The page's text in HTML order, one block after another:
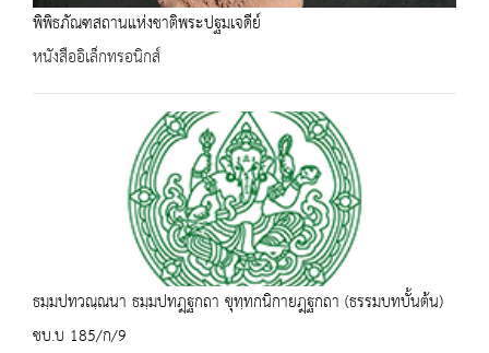
พิพิธภัณฑสถานแห่งชาติพระปฐมเจดีย์
หนังสืออิเล็กทรอนิกส์
ธมฺมปทวณฺณนา ธมฺมปทฎฺฐกถา ขุทฺทกนิกายฎฺฐกถา (ธรรมบทบั้นต้น)
ชบ.บ 185/ก/9